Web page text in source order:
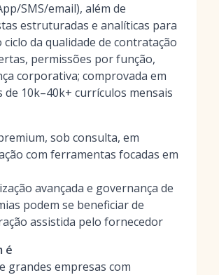
SMS/email), além de
estruturadas e analíticas para
ciclo da qualidade de contratação
permissões por função,
corporativa; comprovada em
de 10k–40k+ currículos mensais
sob consulta, em
com ferramentas focadas em
avançada e governança de
podem se beneficiar de
assistida pelo fornecedor
é
grandes empresas com